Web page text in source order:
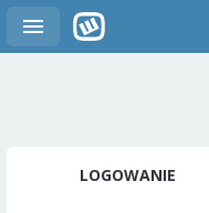
LOGOWANIE